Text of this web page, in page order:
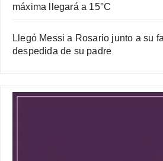
máxima llegará a 15°C
Llegó Messi a Rosario junto a su
despedida de su padre